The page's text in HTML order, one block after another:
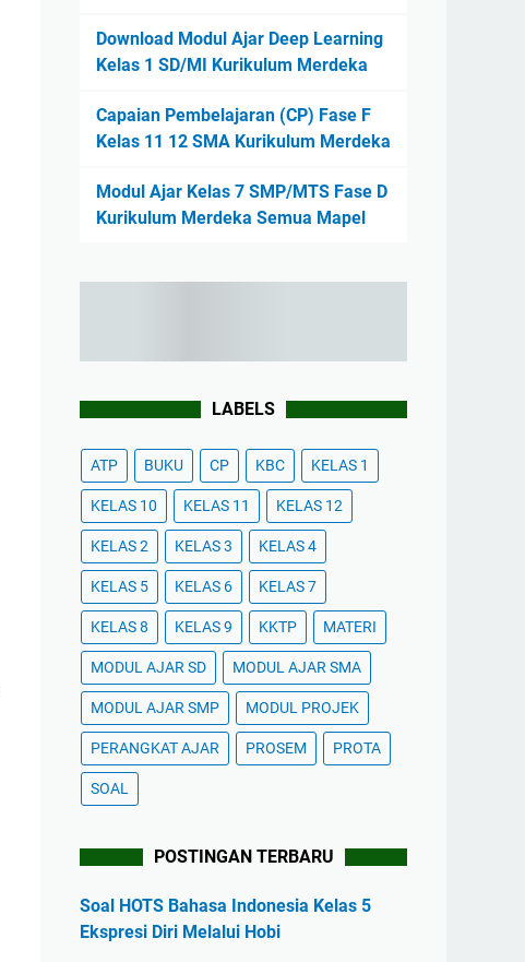
Download Modul Ajar Deep Learning
Kelas 1 SD/MI Kurikulum Merdeka
Capaian Pembelajaran (CP) Fase F
Kelas 11 12 SMA Kurikulum Merdeka
Modul Ajar Kelas 7 SMP/MTS Fase D
Kurikulum Merdeka Semua Mapel
LABELS
ATP BUKU CP KBC KELAS 1
KELAS 10 KELAS 11 KELAS 12
KELAS 2 KELAS 3 KELAS 4
KELAS 5 KELAS 6 KELAS 7
KELAS 8 KELAS 9 KKTP MATERI
MODUL AJAR SD MODUL AJAR SMA
MODUL AJAR SMP MODUL PROJEK
PERANGKAT AJAR PROSEM PROTA
SOAL
POSTINGAN TERBARU
Soal HOTS Bahasa Indonesia Kelas 5
Ekspresi Diri Melalui Hobi